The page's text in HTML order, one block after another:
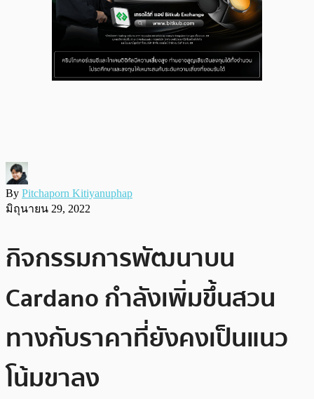
By Pitchaporn Kitiyanuphap
มิถุนายน 29, 2022
กิจกรรมการพัฒนาบน
Cardano กำลังเพิ่มขึ้นสวน
ทางกับราคาที่ยังคงเป็นแนว
โน้มขาลง